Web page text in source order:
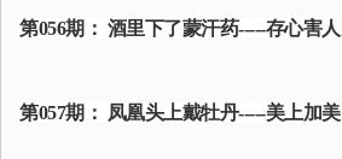
第056期： 酒里下了蒙汗药-----存心害人
第057期： 凤凰头上戴牡丹-----美上加美